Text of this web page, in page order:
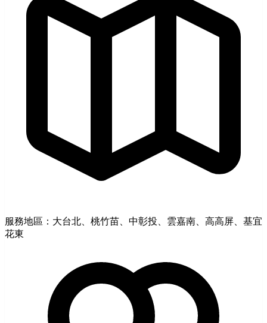
服務地區：大台北、桃竹苗、中彰投、雲嘉南、高高屏、基宜
花東